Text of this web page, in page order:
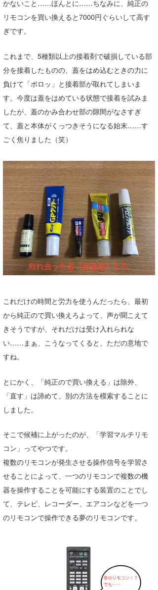
かないこと……ほんとに……ちなみに、純正の
リモコンを買い換えると7000円ぐらいして高す
ぎです。
これまで、5種類以上の接着剤で破損している部
分を接着したものの、蓋をはめ込むときの力に
負けて「ポロッ」と接着部が取れてしまいま
す。今度は蓋をはめている状態で接着を試みま
したが、蓋のかみ合わせ部の隙間がなさすぎ
て、蓋と本体がくっつきそうになる始末……す
ごく焦りました（笑）
これだけの時間と労力を使うんだったら、最初
から純正ので買い換えろよって、声が聞こえて
きそうですが、それだけは受け入れられな
い……まぁ、こうなってくると、ただの意地で
すね。
とにかく、「純正ので買い換える」は除外、
「直す」は諦めて、別の方法を模索することに
しました。
そこで候補に上がったのが、「学習マルチリモ
コン」ってやつです。
複数のリモコンが発生させる操作信号を学習さ
せることによって、一つのリモコンで複数の機
器を操作することを可能にする装置のことでし
て、テレビ、レコーダー、エアコンなどを一つ
のリモコンで操作できる夢のリモコンです。